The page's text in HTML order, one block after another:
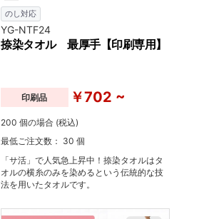
のし対応
YG-NTF24
捺染タオル 最厚手【印刷専用】
印刷品 ￥702 ~
200 個の場合 (税込)
最低ご注文数： 30 個
「サ活」で人気急上昇中！捺染タオルはタ
オルの横糸のみを染めるという伝統的な技
法を用いたタオルです。